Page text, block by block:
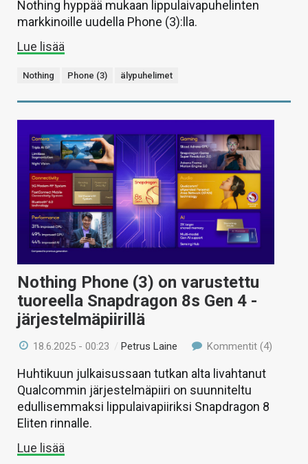
Nothing hyppää mukaan lippulaivapuhelinten
markkinoille uudella Phone (3):lla.
Lue lisää
Nothing Phone (3) älypuhelimet
Nothing Phone (3) on varustettu
tuoreella Snapdragon 8s Gen 4 -
järjestelmäpiirillä
18.6.2025 - 00:23 /Petrus Laine Kommentit (4)
Huhtikuun julkaisussaan tutkan alta livahtanut
Qualcommin järjestelmäpiiri on suunniteltu
edullisemmaksi lippulaivapiiriksi Snapdragon 8
Eliten rinnalle.
Lue lisää